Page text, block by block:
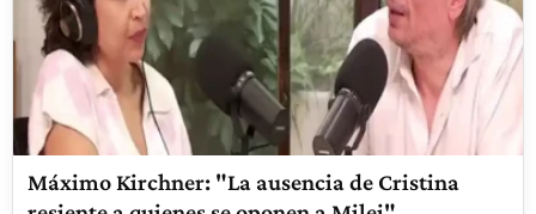
Máximo Kirchner: "La ausencia de Cristina